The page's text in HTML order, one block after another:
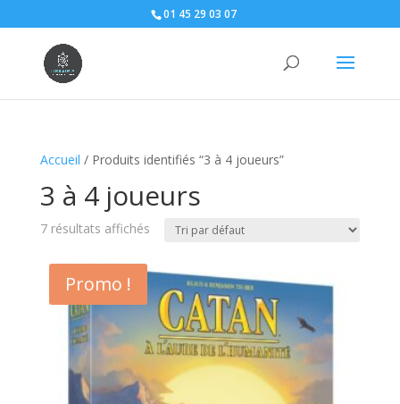
01 45 29 03 07
Accueil / Produits identifiés “3 à 4 joueurs”
3 à 4 joueurs
7 résultats affichés
Promo !